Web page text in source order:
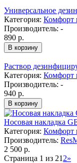
Универсальное
Категория: Комфорт
Производитель: -
890 р.
Раствор
Категория: Комфорт
Производитель: -
940 р.
Носовая накладка
Категория: Комфорт
Производитель:
2 500 р.
Страница 1 из 21 2»